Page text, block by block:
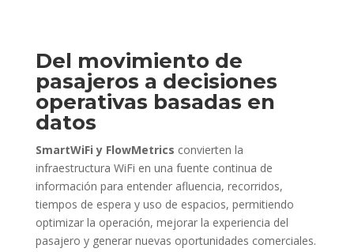
Del movimiento de
pasajeros a decisiones
operativas basadas en
datos
SmartWiFi y FlowMetrics convierten la
infraestructura WiFi en una fuente continua de
información para entender afluencia, recorridos,
tiempos de espera y uso de espacios, permitiendo
optimizar la operación, mejorar la experiencia del
pasajero y generar nuevas oportunidades comerciales.